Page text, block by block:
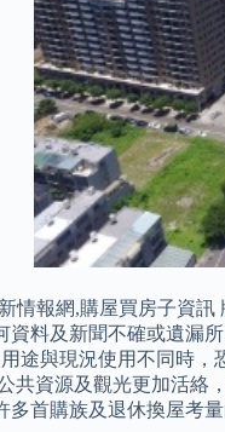
情報網,購屋買房子資
料及新聞不確或遺漏
途與現況使用不同時
共資源及觀光更加活
首購族及退休換屋考量